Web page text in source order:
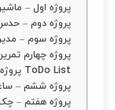
پروژه اول –
پروژه دوم –
پروژه سوم –
پروژه چهارم
پروژه پنجم – برنامه ToDo List
پروژه ششم –
پروژه هفتم –